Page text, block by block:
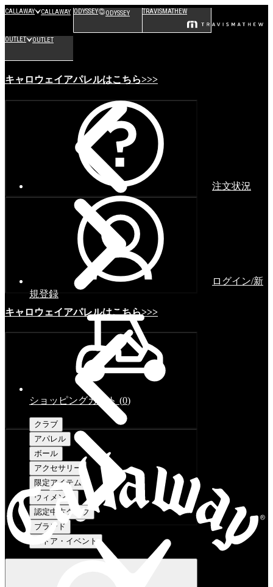
CALLAWAY CALLAWAY ODYSSEY ODYSSEY TRAVISMATHEW
OUTLET OUTLET
キャロウェイアパレルはこちら>>>
キャロウェイアパレルはこちら>>>
注文状況
ログイン/新
規登録
ショッピングカート (0)
クラブ
アパレル
ボール
アクセサリー
限定アイテム
ウィメンズ
認定中古クラブ
ブランド
ストア・イベント